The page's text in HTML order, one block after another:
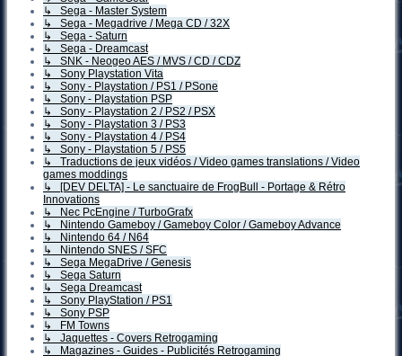
↳ Sega - Master System
↳ Sega - Megadrive / Mega CD / 32X
↳ Sega - Saturn
↳ Sega - Dreamcast
↳ SNK - Neogeo AES / MVS / CD / CDZ
↳ Sony Playstation Vita
↳ Sony - Playstation / PS1 / PSone
↳ Sony - Playstation PSP
↳ Sony - Playstation 2 / PS2 / PSX
↳ Sony - Playstation 3 / PS3
↳ Sony - Playstation 4 / PS4
↳ Sony - Playstation 5 / PS5
↳ Traductions de jeux vidéos / Video games translations / Video
games moddings
↳ [DEV DELTA] - Le sanctuaire de FrogBull - Portage & Rétro
Innovations
↳ Nec PcEngine / TurboGrafx
↳ Nintendo Gameboy / Gameboy Color / Gameboy Advance
↳ Nintendo 64 / N64
↳ Nintendo SNES / SFC
↳ Sega MegaDrive / Genesis
↳ Sega Saturn
↳ Sega Dreamcast
↳ Sony PlayStation / PS1
↳ Sony PSP
↳ FM Towns
↳ Jaquettes - Covers Retrogaming
↳ Magazines - Guides - Publicités Retrogaming